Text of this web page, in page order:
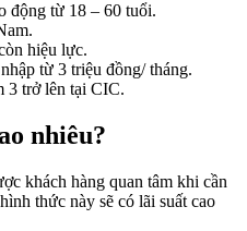
động từ 18 – 60 tuổi.
hiệu lực.
từ 3 triệu đồng/ tháng.
3 trở lên tại CIC.
nhiêu?
khách hàng quan tâm khi cần
thức này sẽ có lãi suất cao